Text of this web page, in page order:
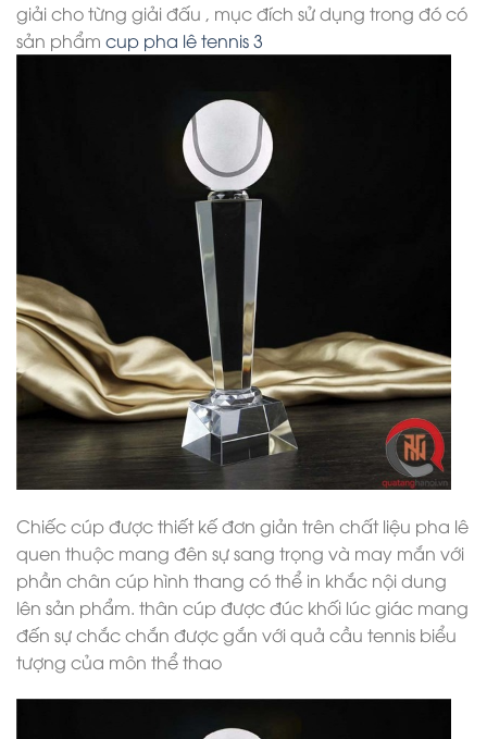
giải cho từng giải đấu , mục đích sử dụng trong đó có
sản phẩm cup pha lê tennis 3
Chiếc cúp được thiết kế đơn giản trên chất liệu pha lê
quen thuộc mang đên sự sang trọng và may mắn với
phần chân cúp hình thang có thể in khắc nội dung
lên sản phẩm. thân cúp được đúc khối lúc giác mang
đến sự chắc chắn được gắn với quả cầu tennis biểu
tượng của môn thể thao